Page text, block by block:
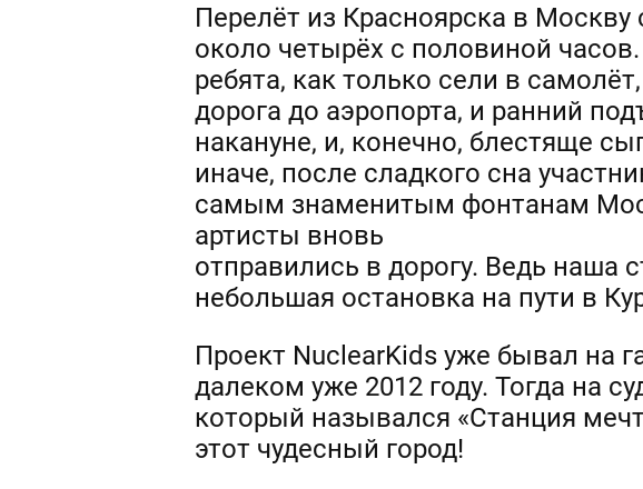
Перелёт из Красноярска в Москву
около четырёх с половиной
ребята, как только сели в
дорога до аэропорта, и ранний
накануне, и, конечно, блестяще
иначе, после сладкого сна
самым знаменитым фонтанам
артисты вновь
отправились в дорогу. Ведь наша
небольшая остановка на пути в
Проект NuclearKids уже бывал на
далеком уже 2012 году. Тогда на
который назывался «Станция
этот чудесный город!